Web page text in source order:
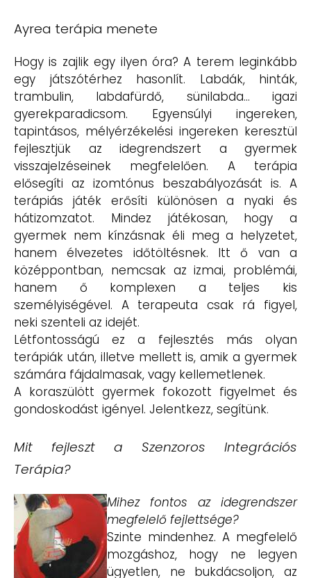
Ayrea terápia menete
Hogy is zajlik egy ilyen óra? A terem leginkább
egy játszótérhez hasonlít. Labdák, hinták,
trambulin, labdafürdő, sünilabda… igazi
gyerekparadicsom. Egyensúlyi ingereken,
tapintásos, mélyérzékelési ingereken keresztül
fejlesztjük az idegrendszert a gyermek
visszajelzéseinek megfelelően. A terápia
elősegíti az izomtónus beszabályozását is. A
terápiás játék erősíti különösen a nyaki és
hátizomzatot. Mindez játékosan, hogy a
gyermek nem kínzásnak éli meg a helyzetet,
hanem élvezetes időtöltésnek. Itt ő van a
középpontban, nemcsak az izmai, problémái,
hanem ő komplexen a teljes kis
személyiségével. A terapeuta csak rá figyel,
neki szenteli az idejét.
Létfontosságú ez a fejlesztés más olyan
terápiák után, illetve mellett is, amik a gyermek
számára fájdalmasak, vagy kellemetlenek.
A koraszülött gyermek fokozott figyelmet és
gondoskodást igényel. Jelentkezz, segítünk.
Mit fejleszt a Szenzoros Integrációs
Terápia?
Mihez fontos az idegrendszer
megfelelő fejlettsége?
Szinte mindenhez. A megfelelő
mozgáshoz, hogy ne legyen
ügyetlen, ne bukdácsoljon, az